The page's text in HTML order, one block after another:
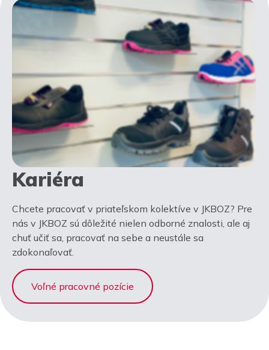
Kariéra
Chcete pracovať v priateľskom kolektíve v JKBOZ? Pre
nás v JKBOZ sú dôležité nielen odborné znalosti, ale aj
chuť učiť sa, pracovať na sebe a neustále sa
zdokonaľovať.
Voľné pracovné pozície